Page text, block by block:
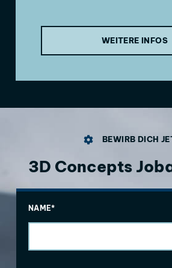
WEITERE INFOS
BEWIRB DICH
3D Concepts
NAME*